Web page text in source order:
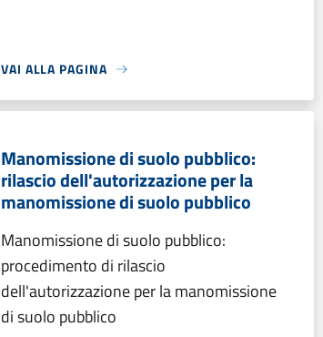
VAI ALLA PAGINA
Manomissione di suolo pubblico:
rilascio dell'autorizzazione per la
manomissione di suolo pubblico
Manomissione di suolo pubblico:
procedimento di rilascio
dell'autorizzazione per la manomissione
di suolo pubblico